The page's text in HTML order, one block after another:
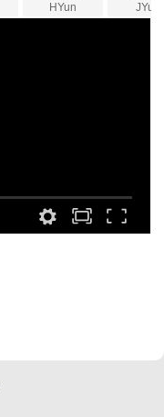
HYun
JYun